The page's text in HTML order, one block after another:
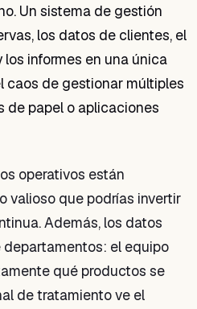
Un sistema de gestión
los datos de clientes, el
informes en una única
caos de gestionar múltiples
de papel o aplicaciones
operativos están
valioso que podrías invertir
Además, los datos
el equipo
qué productos se
de tratamiento ve el